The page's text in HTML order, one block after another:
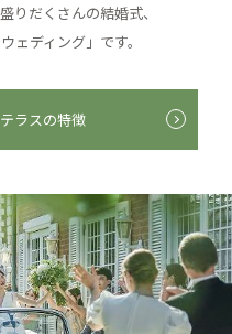
りだくさんの結婚式、
ェディング」です。
ラスの特徴